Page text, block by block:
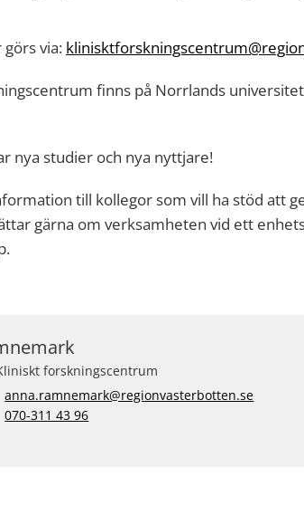
via:
finns på Norrlands
nya studier och nya nyttjare!
till kollegor som vill ha stöd att
gärna om verksamheten vid ett
forskningscentrum
anna.ramnemark@regionvasterbotten.se
070-311 43 96